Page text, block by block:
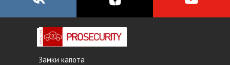
Замки капота